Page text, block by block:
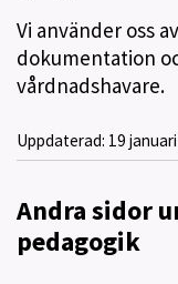
Vi använder oss
dokumentation
vårdnadshavare.
Uppdaterad: 19
Andra sidor
pedagogik